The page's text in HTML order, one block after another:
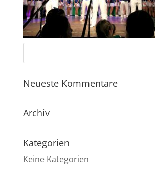
Neueste Kommentare
Archiv
Kategorien
Keine Kategorien